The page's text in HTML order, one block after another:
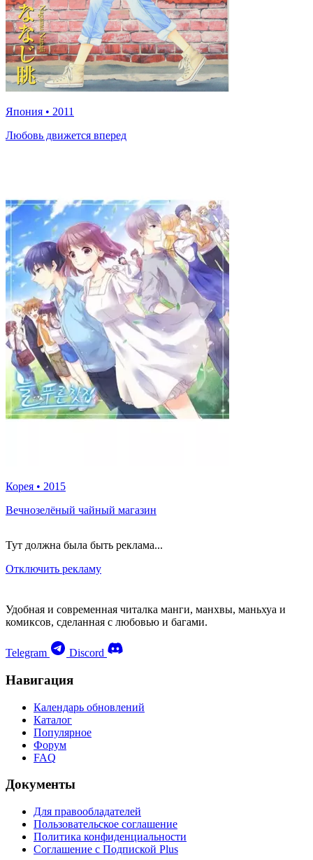
Япония • 2011
Любовь движется вперед
Корея • 2015
Вечнозелёный чайный магазин
Тут должна была быть реклама...
Отключить рекламу
Удобная и современная читалка манги, манхвы, маньхуа и
комиксов, сделанная с любовью и багами.
Telegram Discord
Навигация
Календарь обновлений
Каталог
Популярное
Форум
FAQ
Документы
Для правообладателей
Пользовательское соглашение
Политика конфиденциальности
Соглашение с Подпиской Plus